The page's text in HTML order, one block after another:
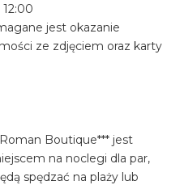
jest okazanie
ze zdjęciem oraz karty
Boutique*** jest
na noclegi dla par,
spędzać na plaży lub